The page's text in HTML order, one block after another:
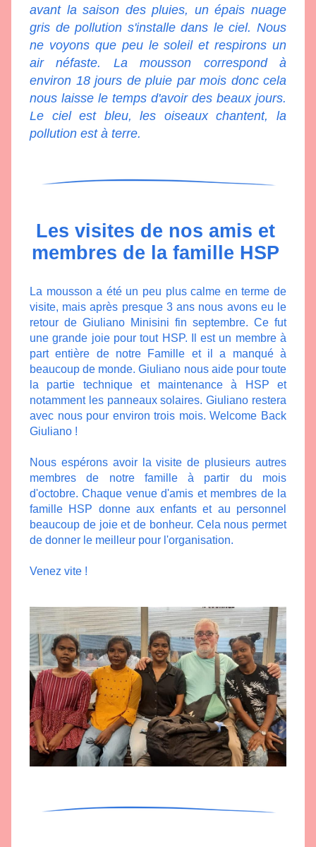
avant la saison des pluies, un épais nuage
gris de pollution s'installe dans le ciel. Nous
ne voyons que peu le soleil et respirons un
air néfaste. La mousson correspond à
environ 18 jours de pluie par mois donc cela
nous laisse le temps d'avoir des beaux jours.
Le ciel est bleu, les oiseaux chantent, la
pollution est à terre.
Les visites de nos amis et
membres de la famille HSP
La mousson a été un peu plus calme en terme de
visite, mais après presque 3 ans nous avons eu le
retour de Giuliano Minisini fin septembre. Ce fut
une grande joie pour tout HSP. Il est un membre à
part entière de notre Famille et il a manqué à
beaucoup de monde. Giuliano nous aide pour toute
la partie technique et maintenance à HSP et
notamment les panneaux solaires. Giuliano restera
avec nous pour environ trois mois. Welcome Back
Giuliano !
Nous espérons avoir la visite de plusieurs autres
membres de notre famille à partir du mois
d'octobre. Chaque venue d'amis et membres de la
famille HSP donne aux enfants et au personnel
beaucoup de joie et de bonheur. Cela nous permet
de donner le meilleur pour l'organisation.
Venez vite !